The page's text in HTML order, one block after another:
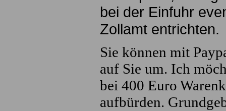
bei der Einfuhr
Zollamt entrichten.
Sie können mit
auf Sie um. Ich
bei 400 Euro
aufbürden.